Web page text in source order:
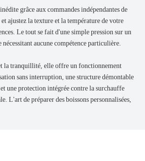
grâce aux commandes indépendantes de
ajustez la texture et la température de votre
Le tout se fait d'une simple pression sur un
aucune compétence particulière.
la tranquillité, elle offre un fonctionnement
sans interruption, une structure démontable
une protection intégrée contre la surchauffe
L'art de préparer des boissons personnalisées,